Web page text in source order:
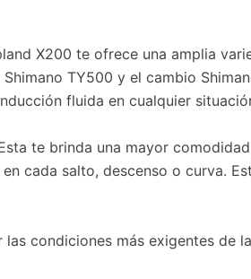
X200 te ofrece una amplia
TY500 y el cambio
fluida en cualquier
te brinda una mayor
cada salto, descenso o curva.
condiciones más exigentes de